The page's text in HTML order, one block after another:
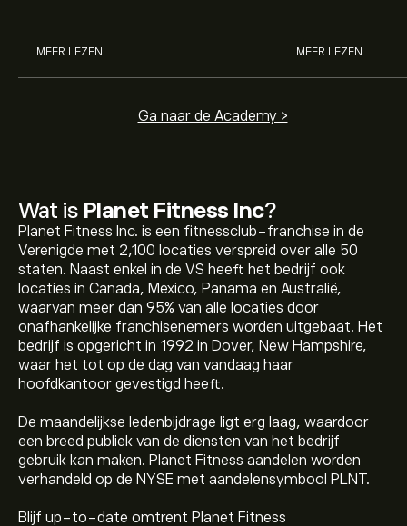
Wat is Planet Fitness Inc?
Planet Fitness Inc. is een fitnessclub-franchise in de
Verenigde met 2,100 locaties verspreid over alle 50
staten. Naast enkel in de VS heeft het bedrijf ook
locaties in Canada, Mexico, Panama en Australië,
waarvan meer dan 95% van alle locaties door
onafhankelijke franchisenemers worden uitgebaat. Het
bedrijf is opgericht in 1992 in Dover, New Hampshire,
waar het tot op de dag van vandaag haar
hoofdkantoor gevestigd heeft.
De maandelijkse ledenbijdrage ligt erg laag, waardoor
een breed publiek van de diensten van het bedrijf
gebruik kan maken. Planet Fitness aandelen worden
verhandeld op de NYSE met aandelensymbool PLNT.
Blijf up-to-date omtrent Planet Fitness
MEER LEZEN MEER LEZEN
Ga naar de Academy >